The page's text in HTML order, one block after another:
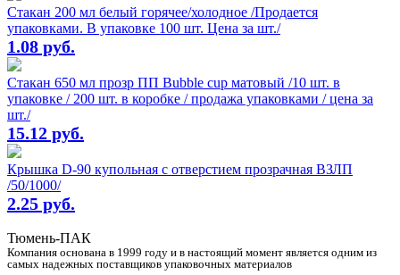
Стакан 200 мл белый горячее/холодное /Продается
упаковками. В упаковке 100 шт. Цена за шт./
1.08 руб.
Стакан 650 мл прозр ПП Bubble cup матовый /10 шт. в
упаковке / 200 шт. в коробке / продажа упаковками / цена за
шт./
15.12 руб.
Крышка D-90 купольная с отверстием прозрачная ВЗЛП
/50/1000/
2.25 руб.
Тюмень-ПАК
Компания основана в 1999 году и в настоящий момент является одним из
самых надежных поставщиков упаковочных материалов